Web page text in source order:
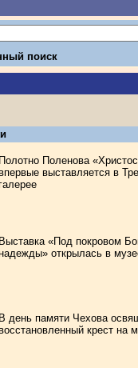
поиск
Полотно Поленова
выставляется в
Выставка «Под покровом
открылась в
В день памяти Чехова
крест на